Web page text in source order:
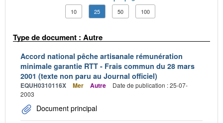
10 25 50 100
Type de document : Autre
Accord national pêche artisanale rémunération
minimale garantie RTT - Frais commun du 28 mars
2001 (texte non paru au Journal officiel)
EQUH0310116X Mer Autre
Date de publication : 25-07-
2003
Document principal